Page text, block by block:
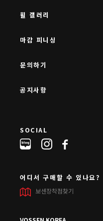
휠 갤러리
마감 피니싱
문의하기
공지사항
SOCIAL
어디서 구매할 수 있나요?
보센장착점찾기